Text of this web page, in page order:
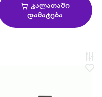
კალათაში
დამატება